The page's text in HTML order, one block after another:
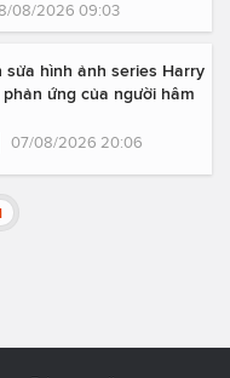
08/2026 09:03
sửa hình ảnh series Harry
ứng của người hâm
07/08/2026 20:06